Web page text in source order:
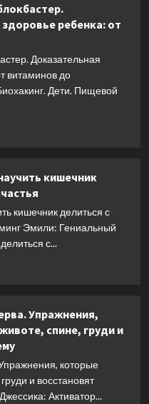
ребенка: от
Доказательная
витаминов до
Дети. Пищевой
кишечник
кишечник делиться с
Эмили: Гениальный
с...
Упражнения,
спине, груди и
которые
и восстановят
Активатор...